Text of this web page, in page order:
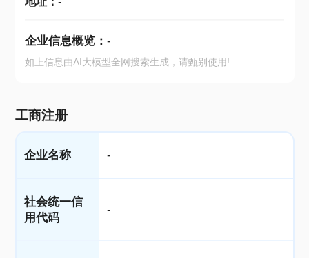
企业信息概览： -
如上信息由AI大模型全网搜索生成，请甄别使用!
工商注册
企业名称 -
社会统一信
用代码
-